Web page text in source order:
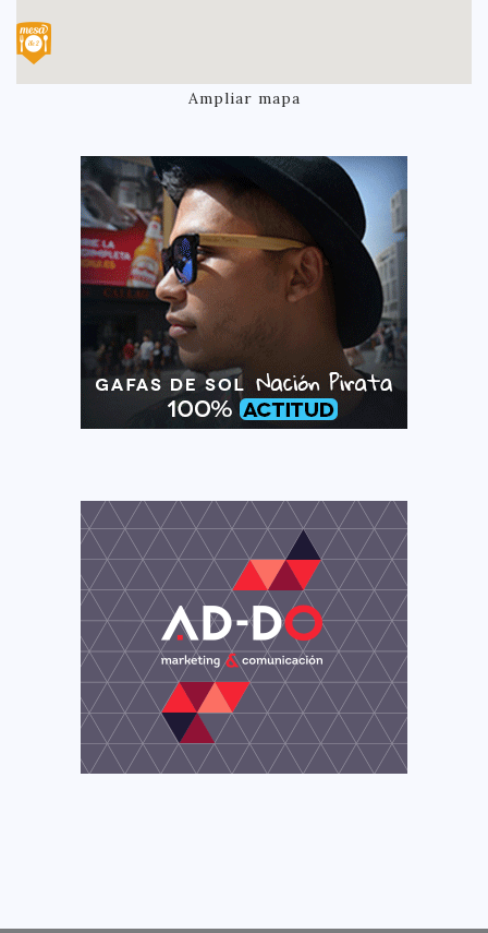
Ampliar mapa